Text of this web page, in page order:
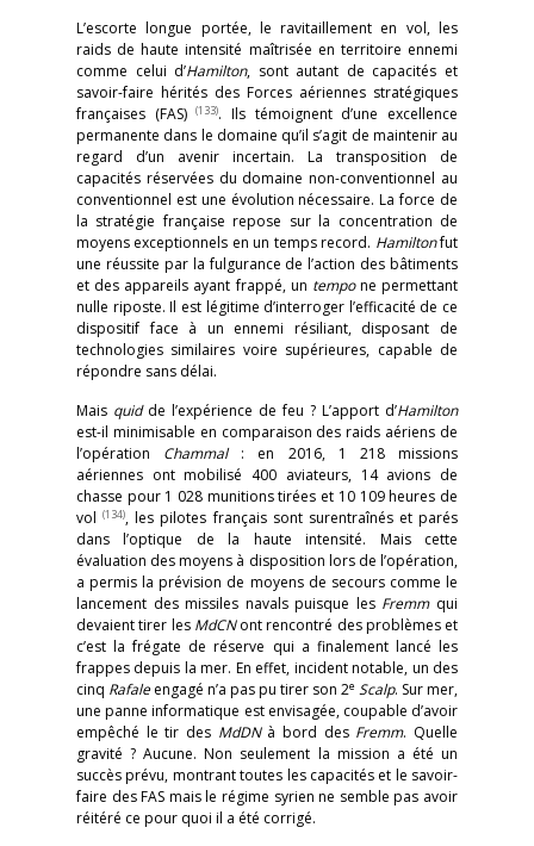
L’escorte longue portée, le ravitaillement en vol, les
raids de haute intensité maîtrisée en territoire ennemi
comme celui d’Hamilton, sont autant de capacités et
savoir-faire hérités des Forces aériennes stratégiques
françaises (FAS)(133). Ils témoignent d’une excellence
permanente dans le domaine qu’il s’agit de maintenir au
regard d’un avenir incertain. La transposition de
capacités réservées du domaine non-conventionnel au
conventionnel est une évolution nécessaire. La force de
la stratégie française repose sur la concentration de
moyens exceptionnels en un temps record. Hamiltonfut
une réussite par la fulgurance de l’action des bâtiments
et des appareils ayant frappé, un tempone permettant
nulle riposte. Il est légitime d’interroger l’efficacité de ce
dispositif face à un ennemi résiliant, disposant de
technologies similaires voire supérieures, capable de
répondre sans délai.
Mais quidde l’expérience de feu ? L’apport d’Hamilton
est-il minimisable en comparaison des raids aériens de
l’opération Chammal: en 2016, 1 218 missions
aériennes ont mobilisé 400 aviateurs, 14 avions de
chasse pour 1 028 munitions tirées et 10 109 heures de
vol(134), les pilotes français sont surentraînés et parés
dans l’optique de la haute intensité. Mais cette
évaluation des moyens à disposition lors de l’opération,
a permis la prévision de moyens de secours comme le
lancement des missiles navals puisque les Fremmqui
devaient tirer les MdCNont rencontré des problèmes et
c’est la frégate de réserve qui a finalement lancé les
frappes depuis la mer. En effet, incident notable, un des
cinq Rafaleengagé n’a pas pu tirer son 2e Scalp. Sur mer,
une panne informatique est envisagée, coupable d’avoir
empêché le tir des MdDNà bord des Fremm. Quelle
gravité ? Aucune. Non seulement la mission a été un
succès prévu, montrant toutes les capacités et le savoir-
faire des FAS mais le régime syrien ne semble pas avoir
réitéré ce pour quoi il a été corrigé.